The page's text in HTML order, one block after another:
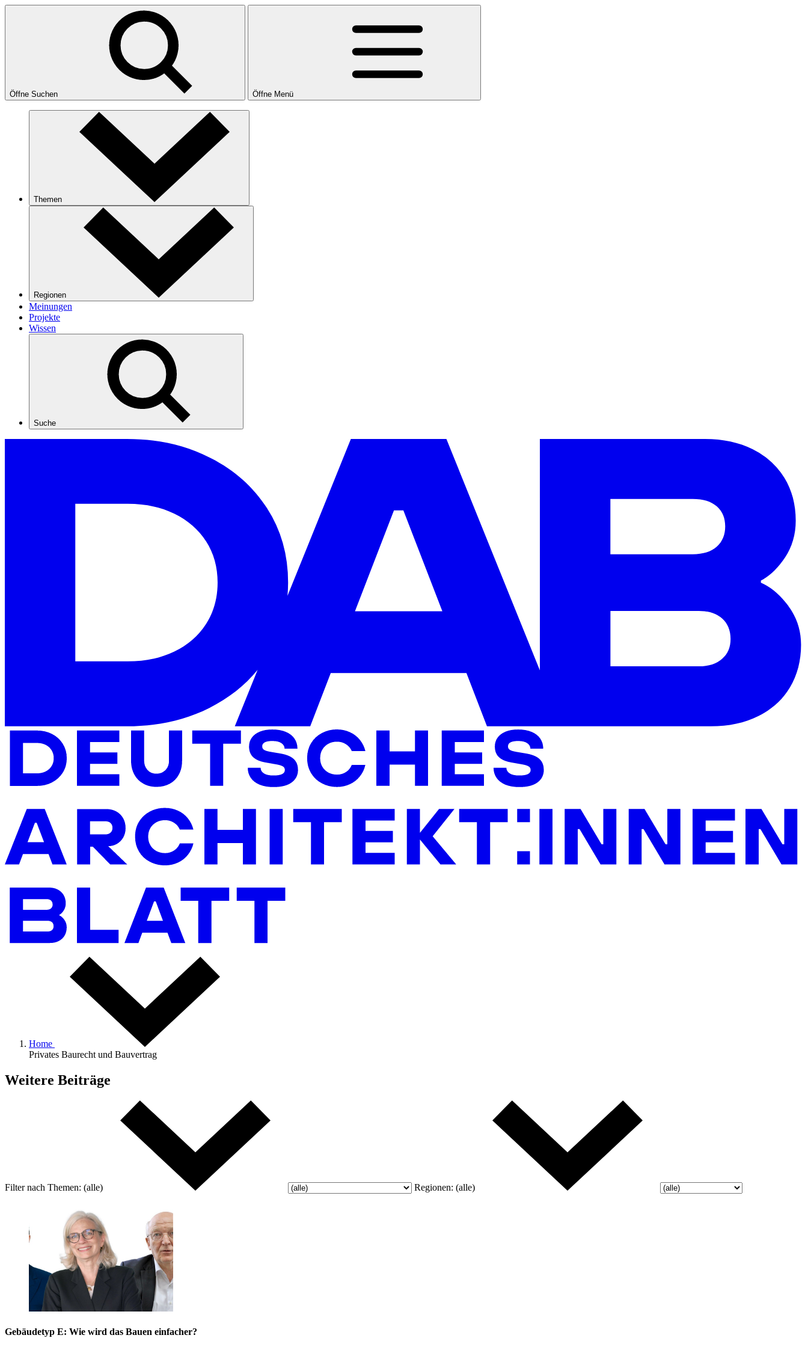
Öffne Suchen Öffne Menü
Themen
Regionen
Meinungen
Projekte
Wissen
Suche
Home
Privates Baurecht und Bauvertrag
Weitere Beiträge
Filter nach Themen: (alle) Regionen: (alle)
Gebäudetyp E: Wie wird das Bauen einfacher?